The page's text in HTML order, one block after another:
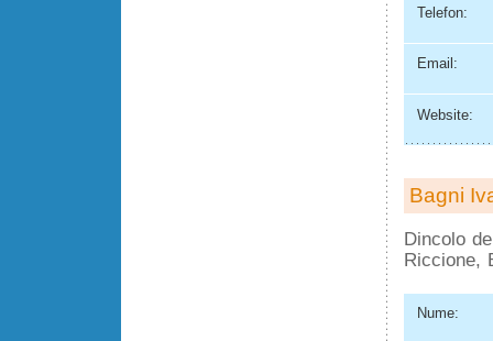
Telefon:
Email:
Website:
Bagni
Dincolo
Riccione,
Nume: